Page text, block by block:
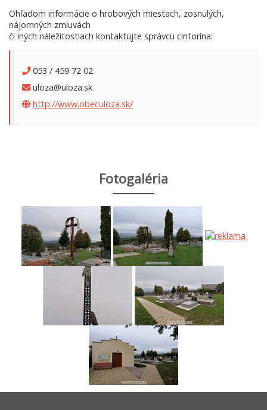
Ohľadom informácie o hrobových miestach, zosnulých,
nájomných zmluvách
či iných náležitostiach kontaktujte správcu cintorína:
053 / 459 72 02
uloza@uloza.sk
http://www.obeculoza.sk/
Fotogaléria